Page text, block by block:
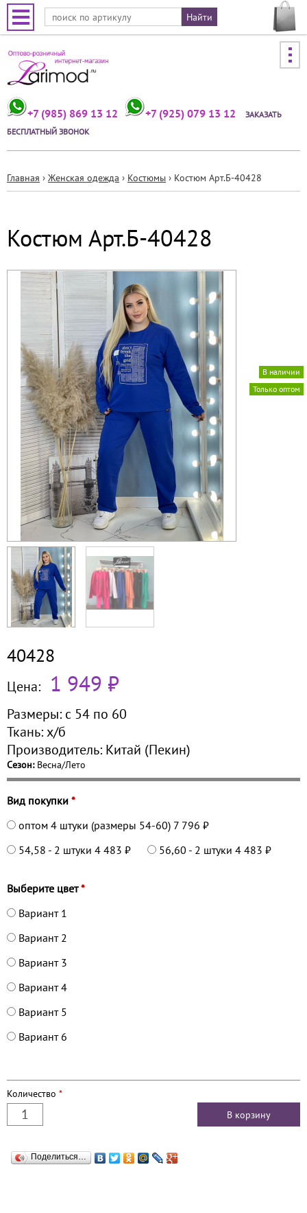
Jump to navigation
+7 (985) 869 13 12 +7 (925) 079 13 12
ЗАКАЗАТЬ
БЕСПЛАТНЫЙ ЗВОНОК
здесь
Главная › Женская одежда › Костюмы › Костюм Арт.Б-40428
Костюм Арт.Б-40428
Только оптом
В наличии
40428
Цена: 1 949 ₽
Размеры: с 54 по 60
Ткань:х/б
Производитель: Китай (Пекин)
Сезон: Весна/Лето
Вид покупки *
оптом 4 штуки (размеры 54-60) 7 796 ₽
54,58 - 2 штуки 4 483 ₽ 56,60 - 2 штуки 4 483 ₽
Выберите цвет*
Вариант 1
Вариант 2
Вариант 3
Вариант 4
Вариант 5
Вариант 6
Количество *
Поделиться…